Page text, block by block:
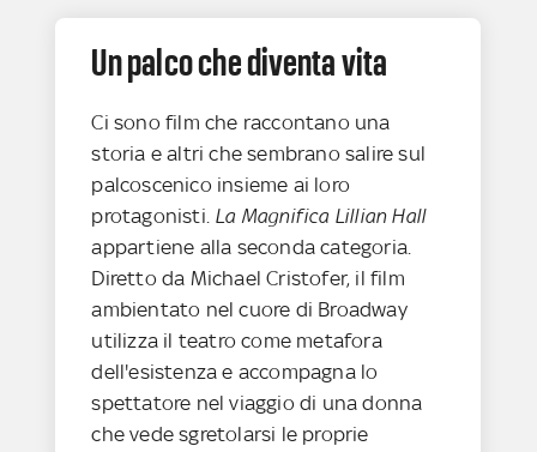
Un palco che diventa vita
Ci sono film che raccontano una
storia e altri che sembrano salire sul
palcoscenico insieme ai loro
protagonisti. La Magnifica Lillian Hall
appartiene alla seconda categoria.
Diretto da Michael Cristofer, il film
ambientato nel cuore di Broadway
utilizza il teatro come metafora
dell'esistenza e accompagna lo
spettatore nel viaggio di una donna
che vede sgretolarsi le proprie